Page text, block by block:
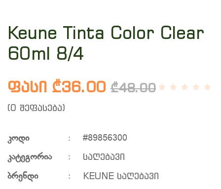
Keune Tinta Color Clear
60ml 8/4
ფასი ₾36.00 ₾48.00
(0 შეფასება)
კოდი :
#89856300
კატეგორია
:
საღებავი
ბრენდი
:
KEUNE საღებავი